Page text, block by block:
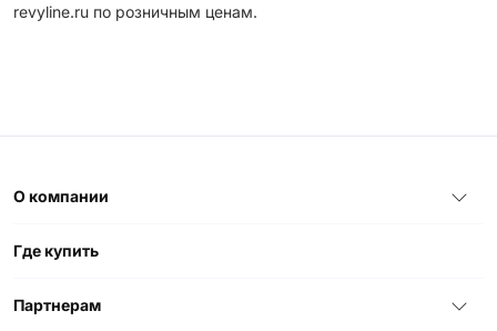
revyline.ru по розничным ценам.
О компании
Где купить
Партнерам